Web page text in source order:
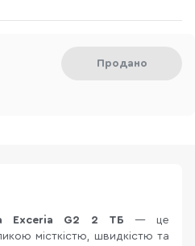
Продано
Exceria G2 2 ТБ — це
місткістю, швидкістю та